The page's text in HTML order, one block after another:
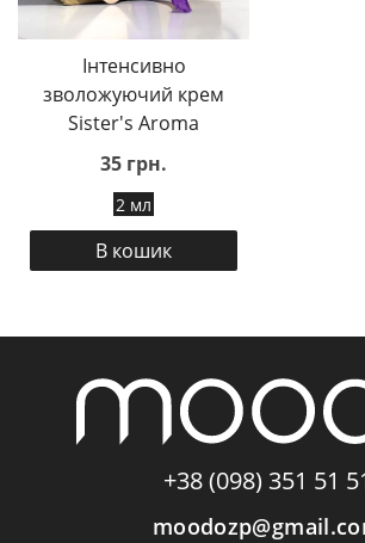
Інтенсивно
зволожуючий крем
Sister's Aroma
35 грн.
2 мл
В кошик
+38 (098) 351 51